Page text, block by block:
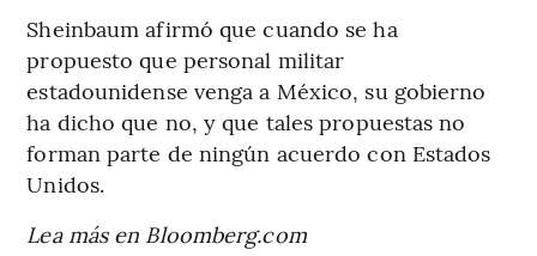
Sheinbaum afirmó que cuando se ha
propuesto que personal militar
estadounidense venga a México, su gobierno
ha dicho que no, y que tales propuestas no
forman parte de ningún acuerdo con Estados
Unidos.
Lea más en Bloomberg.com